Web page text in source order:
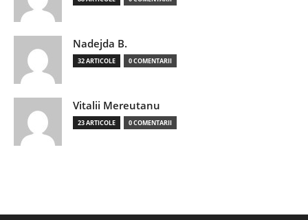
Nadejda B.
32 ARTICOLE 0 COMENTARII
Vitalii Mereutanu
23 ARTICOLE 0 COMENTARII